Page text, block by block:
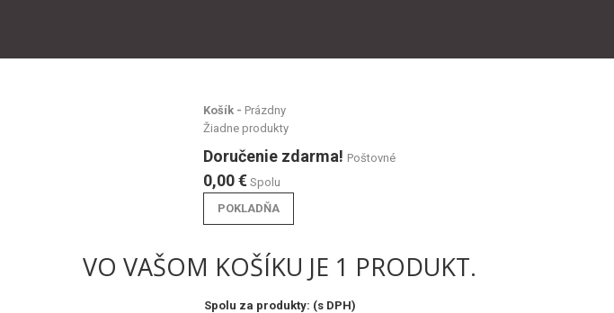
Košík - Prázdny
Žiadne produkty
Doručenie zdarma! Poštovné
0,00 € Spolu
POKLADŇA
VO VAŠOM KOŠÍKU JE 1 PRODUKT.
Spolu za produkty: (s DPH)